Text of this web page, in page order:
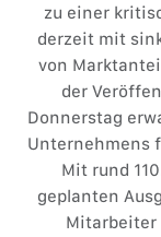
zu einer
derzeit mit
von
der
Donnerstag
Unternehmens
Mit rund
geplanten
Mitarbeiter